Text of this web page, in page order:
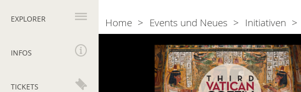
EXPLORER
INFOS
TICKETS
Breadcrumb
Home Events und Neues Initiativen